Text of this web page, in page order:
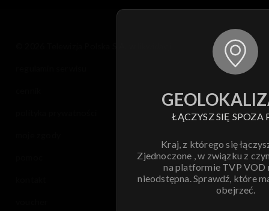
ŁĄCZYSZ SIĘ SPOZA
Kraj, z którego się
Zjednoczone , w związku z
na platformie TVP VOD
nieodstępna. Sprawdź, które
obejrzeć.